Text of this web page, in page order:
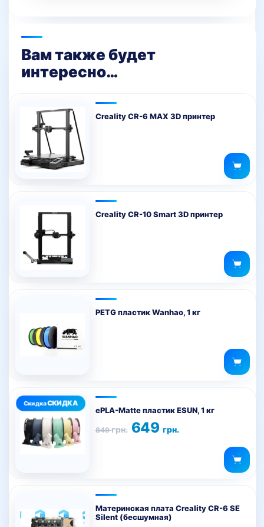
Вам также будет
интересно…
Creality CR-6 MAX 3D принтер
Creality CR-10 Smart 3D принтер
PETG пластик Wanhao, 1 кг
ePLA-Matte пластик ESUN, 1 кг
849грн.
Первоначальная
цена
649грн.
Текущая
цена:
Этот
товар
имеет
несколько
вариаций.
странице
Материнская плата Creality CR-6 SE
Silent (бесшумная)